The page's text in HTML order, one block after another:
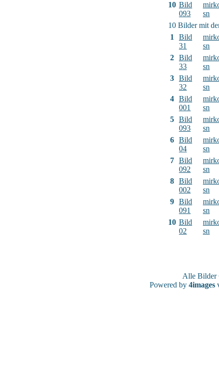
10 Bild
093
sn
10 Bilder mit
1
Bild
31
sn
2 Bild
33
sn
3 Bild
32
sn
4 Bild
001
sn
5 Bild
093
sn
6 Bild
04
sn
7 Bild
092
sn
8 Bild
002
sn
9 Bild
091
sn
10 Bild
02
sn
Alle
Powered by 4images